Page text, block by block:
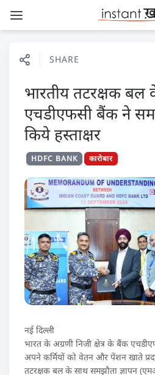
SHARE
भारतीय तटरक्षक बल
एचडीएफसी बैंक ने
किये हस्ताक्षर
HDFC BANK कारोबार
नई दिल्ली
भारत के अग्रणी निजी क्षेत्र के बैंक
अपने कर्मियों को वेतन और पेंशन खाते
तटरक्षक बल के साथ समझौता ज्ञापन